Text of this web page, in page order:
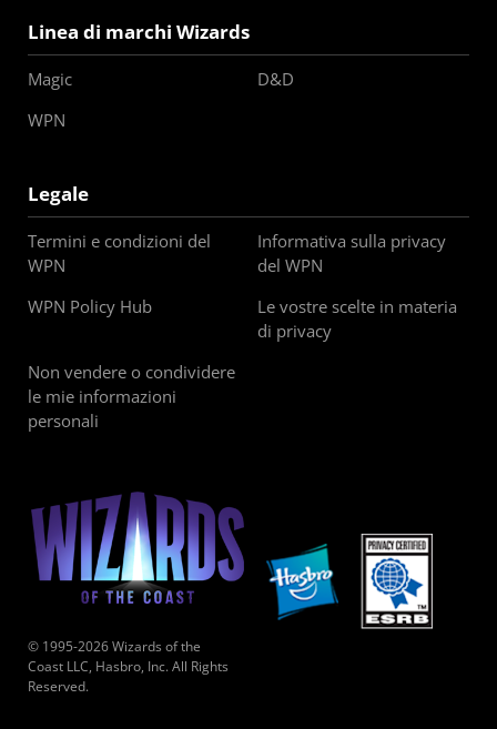
Linea di marchi Wizards
Magic
D&D
WPN
Legale
Termini e condizioni del
WPN
Informativa sulla privacy
del WPN
WPN Policy Hub
Le vostre scelte in materia
di privacy
Non vendere o condividere
le mie informazioni
personali
© 1995-2026 Wizards of the
Coast LLC, Hasbro, Inc. All Rights
Reserved.